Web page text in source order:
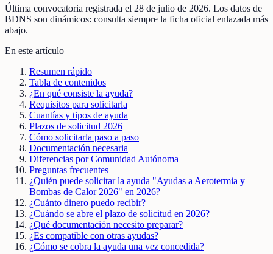
Última convocatoria registrada el 28 de julio de 2026. Los datos de
BDNS son dinámicos: consulta siempre la ficha oficial enlazada más
abajo.
En este artículo
Resumen rápido
Tabla de contenidos
¿En qué consiste la ayuda?
Requisitos para solicitarla
Cuantías y tipos de ayuda
Plazos de solicitud 2026
Cómo solicitarla paso a paso
Documentación necesaria
Diferencias por Comunidad Autónoma
Preguntas frecuentes
¿Quién puede solicitar la ayuda "Ayudas a Aerotermia y
Bombas de Calor 2026" en 2026?
¿Cuánto dinero puedo recibir?
¿Cuándo se abre el plazo de solicitud en 2026?
¿Qué documentación necesito preparar?
¿Es compatible con otras ayudas?
¿Cómo se cobra la ayuda una vez concedida?